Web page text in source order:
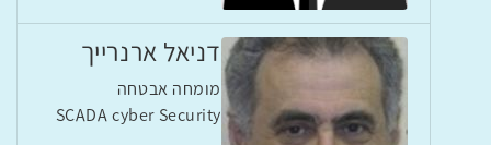
דניאל ארנרייך
מומחה אבטחה
SCADA cyber Security